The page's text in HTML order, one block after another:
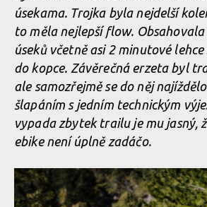
úsekama. Trojka byla nejdelší
to měla nejlepší flow.
úseků včetně asi 2 minutové
do kopce. Závěrečná erzeta byl
ale samozřejmě se do něj
šlapáním s jedním technickým
vypada zbytek trailu je mu jasný,
ebike není úplně zadáčo.